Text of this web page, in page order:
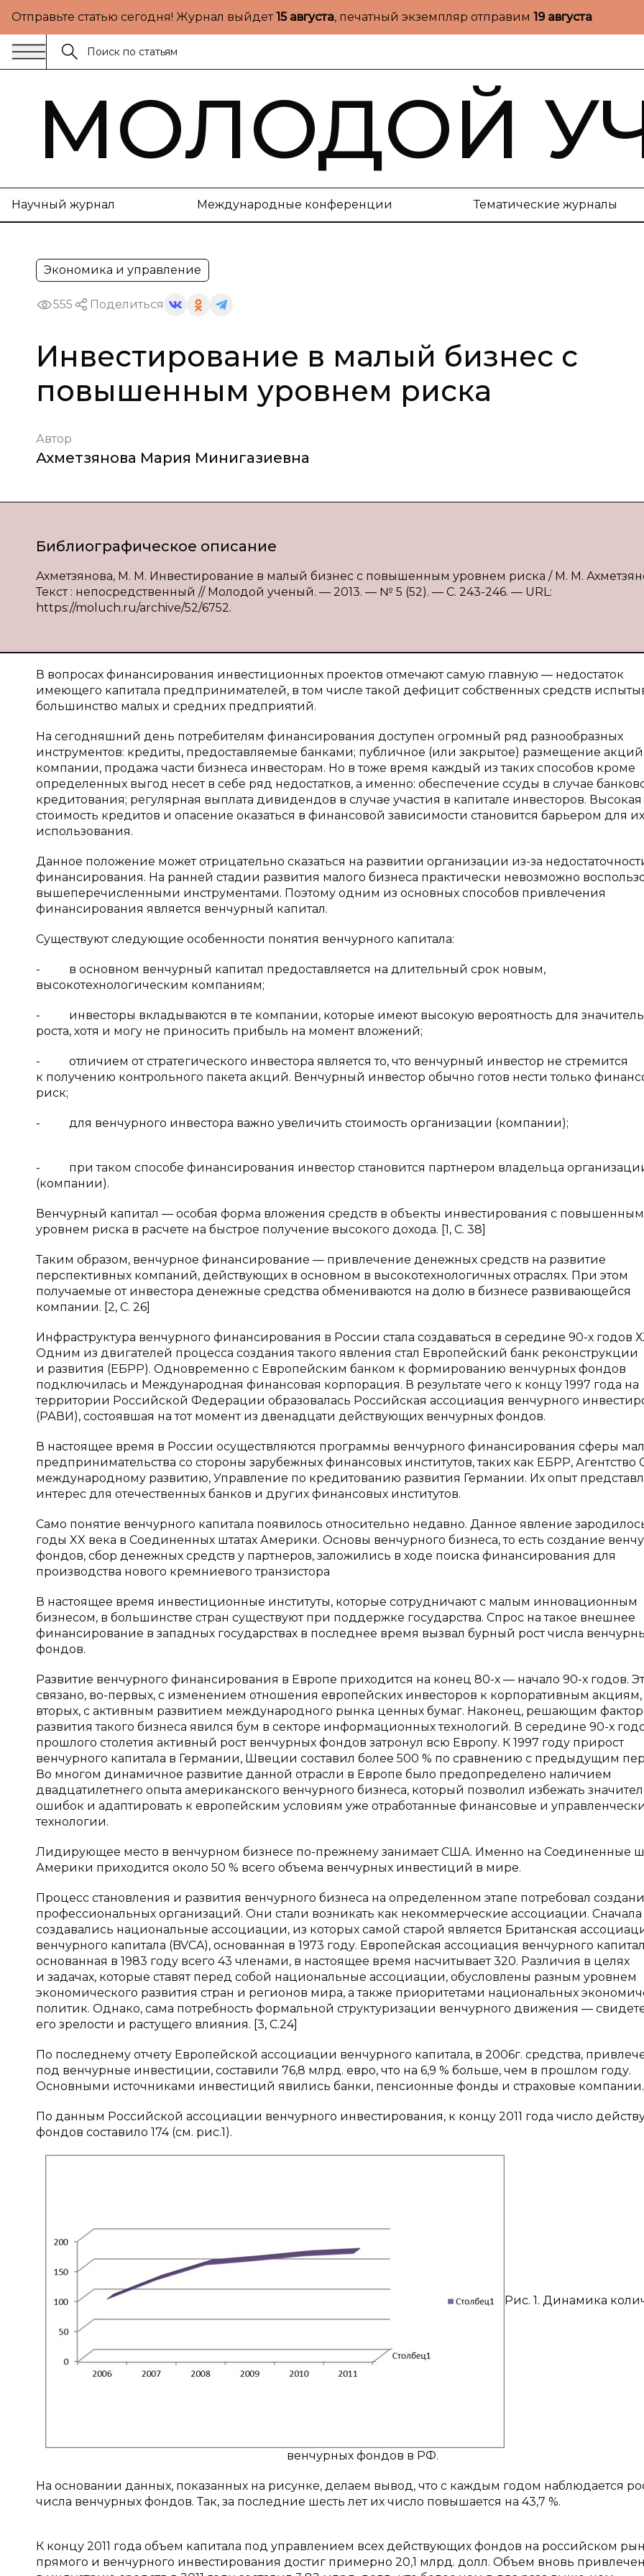
Отправьте статью сегодня! Журнал выйдет15 августа, печатный экземпляр отправим 19 августа
МОЛОДОЙ
Научный журнал Международные конференции Тематические журналы
Экономика и управление
555 Поделиться
Инвестирование в малый бизнес с
повышенным уровнем риска
Автор
Ахметзянова Мария Минигазиевна
Библиографическое описание
Ахметзянова, М. М. Инвестирование в малый бизнес с повышенным уровнем риска / М. М.
Текст : непосредственный // Молодой ученый. — 2013. — № 5 (52). — С. 243-246. — URL:
https://moluch.ru/archive/52/6752.
В вопросах финансирования инвестиционных проектов отмечают самую главную — недостаток
имеющего капитала предпринимателей, в том числе такой дефицит собственных средств
большинство малых и средних предприятий.
На сегодняшний день потребителям финансирования доступен огромный ряд разнообразных
инструментов: кредиты, предоставляемые банками; публичное (или закрытое) размещение акций
компании, продажа части бизнеса инвесторам. Но в тоже время каждый из таких способов кроме
определенных выгод несет в себе ряд недостатков, а именно: обеспечение ссуды в случае
кредитования; регулярная выплата дивидендов в случае участия в капитале инвесторов. Высокая
стоимость кредитов и опасение оказаться в финансовой зависимости становится барьером для их
использования.
Данное положение может отрицательно сказаться на развитии организации из-за
финансирования. На ранней стадии развития малого бизнеса практически невозможно
вышеперечисленными инструментами. Поэтому одним из основных способов привлечения
финансирования является венчурный капитал.
Существуют следующие особенности понятия венчурного капитала:
- в основном венчурный капитал предоставляется на длительный срок новым,
высокотехнологическим компаниям;
- инвесторы вкладываются в те компании, которые имеют высокую вероятность для
роста, хотя и могу не приносить прибыль на момент вложений;
- отличием от стратегического инвестора является то, что венчурный инвестор не стремится
к получению контрольного пакета акций. Венчурный инвестор обычно готов нести только
риск;
- для венчурного инвестора важно увеличить стоимость организации (компании);
- при таком способе финансирования инвестор становится партнером владельца
(компании).
Венчурный капитал — особая форма вложения средств в объекты инвестирования с повышенным
уровнем риска в расчете на быстрое получение высокого дохода. [1, С. 38]
Таким образом, венчурное финансирование — привлечение денежных средств на развитие
перспективных компаний, действующих в основном в высокотехнологичных отраслях. При этом
получаемые от инвестора денежные средства обмениваются на долю в бизнесе развивающейся
компании. [2, С. 26]
Инфраструктура венчурного финансирования в России стала создаваться в середине 90-х годов
Одним из двигателей процесса создания такого явления стал Европейский банк реконструкции
и развития (ЕБРР). Одновременно с Европейским банком к формированию венчурных фондов
подключилась и Международная финансовая корпорация. В результате чего к концу 1997 года на
территории Российской Федерации образовалась Российская ассоциация венчурного
(РАВИ), состоявшая на тот момент из двенадцати действующих венчурных фондов.
В настоящее время в России осуществляются программы венчурного финансирования сферы
предпринимательства со стороны зарубежных финансовых институтов, таких как ЕБРР,
международному развитию, Управление по кредитованию развития Германии. Их опыт
интерес для отечественных банков и других финансовых институтов.
Само понятие венчурного капитала появилось относительно недавно. Данное явление
годы XX века в Соединенных штатах Америки. Основы венчурного бизнеса, то есть создание
фондов, сбор денежных средств у партнеров, заложились в ходе поиска финансирования для
производства нового кремниевого транзистора
В настоящее время инвестиционные институты, которые сотрудничают с малым инновационным
бизнесом, в большинстве стран существуют при поддержке государства. Спрос на такое внешнее
финансирование в западных государствах в последнее время вызвал бурный рост числа
фондов.
Развитие венчурного финансирования в Европе приходится на конец 80-х — начало 90-х годов.
связано, во-первых, с изменением отношения европейских инвесторов к корпоративным акциям,
вторых, с активным развитием международного рынка ценных бумаг. Наконец, решающим
развития такого бизнеса явился бум в секторе информационных технологий. В середине 90-х
прошлого столетия активный рост венчурных фондов затронул всю Европу. К 1997 году прирост
венчурного капитала в Германии, Швеции составил более 500 % по сравнению с предыдущим
Во многом динамичное развитие данной отрасли в Европе было предопределено наличием
двадцатилетнего опыта американского венчурного бизнеса, который позволил избежать
ошибок и адаптировать к европейским условиям уже отработанные финансовые и
технологии.
Лидирующее место в венчурном бизнесе по-прежнему занимает США. Именно на Соединенные
Америки приходится около 50 % всего объема венчурных инвестиций в мире.
Процесс становления и развития венчурного бизнеса на определенном этапе потребовал
профессиональных организаций. Они стали возникать как некоммерческие ассоциации. Сначала
создавались национальные ассоциации, из которых самой старой является Британская
венчурного капитала (BVCA), основанная в 1973 году. Европейская ассоциация венчурного
основанная в 1983 году всего 43 членами, в настоящее время насчитывает 320. Различия в целях
и задачах, которые ставят перед собой национальные ассоциации, обусловлены разным уровнем
экономического развития стран и регионов мира, а также приоритетами национальных
политик. Однако, сама потребность формальной структуризации венчурного движения —
его зрелости и растущего влияния. [3, С.24]
По последнему отчету Европейской ассоциации венчурного капитала, в 2006г. средства,
под венчурные инвестиции, составили 76,8 млрд. евро, что на 6,9 % больше, чем в прошлом году.
Основными источниками инвестиций явились банки, пенсионные фонды и страховые компании.
По данным Российской ассоциации венчурного инвестирования, к концу 2011 года число
фондов составило 174 (см. рис.1).
Рис. 1. Динамика
венчурных фондов в РФ.
На основании данных, показанных на рисунке, делаем вывод, что с каждым годом наблюдается
числа венчурных фондов. Так, за последние шесть лет их число повышается на 43,7 %.
К концу 2011 года объем капитала под управлением всех действующих фондов на российском
прямого и венчурного инвестирования достиг примерно 20,1 млрд. долл. Объем вновь